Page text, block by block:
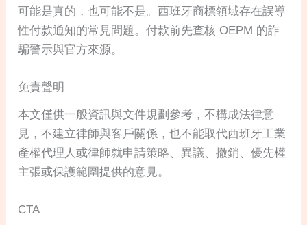
可能是真的，也可能不是。西班牙商標領域存在誤導
性付款通知的常見問題。付款前先查核 OEPM 的詐
騙警示與官方來源。
免責聲明
本文僅供一般資訊與文件規劃參考，不構成法律意
見，不建立律師與客戶關係，也不能取代西班牙工業
產權代理人或律師就申請策略、異議、撤銷、優先權
主張或保護範圍提供的意見。
CTA